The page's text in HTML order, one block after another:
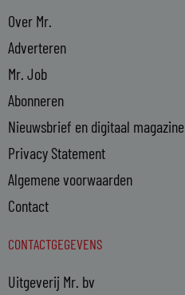
Over Mr.
Adverteren
Mr. Job
Abonneren
Nieuwsbrief en digitaal magazine
Privacy Statement
Algemene voorwaarden
Contact
CONTACTGEGEVENS
Uitgeverij Mr. bv